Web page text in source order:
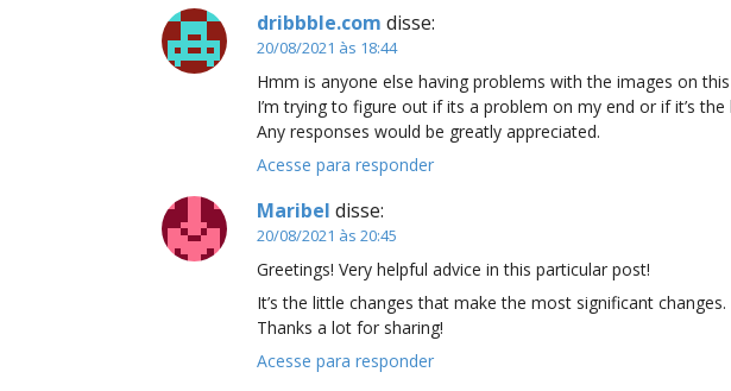
dribbble.com disse:
20/08/2021 às 18:44
Hmm is anyone else having problems with the images on
I’m trying to figure out if its a problem on my end or if it’s the
Any responses would be greatly appreciated.
Acesse para responder
Maribel disse:
20/08/2021 às 20:45
Greetings! Very helpful advice in this particular post!
It’s the little changes that make the most significant changes.
Thanks a lot for sharing!
Acesse para responder